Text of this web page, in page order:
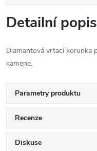
Detailní
Diamantová vrtací korunka
kamene.
Parametry produktu
Recenze
Diskuse